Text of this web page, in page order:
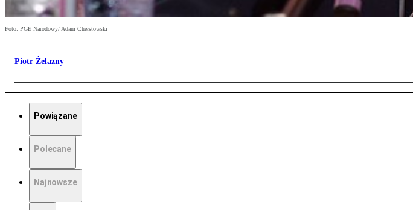
Foto: PGE Narodowy/ Adam Chełstowski
Piotr Żelazny
Powiązane
Polecane
Najnowsze